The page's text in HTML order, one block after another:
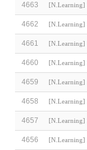
4663 [N.Learning]
4662 [N.Learning]
4661 [N.Learning]
4660 [N.Learning]
4659 [N.Learning]
4658 [N.Learning]
4657 [N.Learning]
4656 [N.Learning]